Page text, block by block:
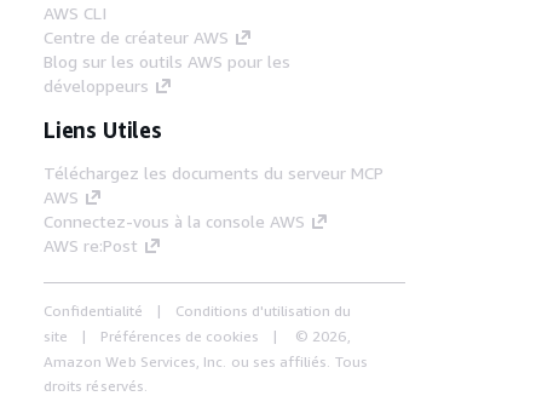
AWS CLI
Centre de créateur AWS
Blog sur les outils AWS pour les
développeurs
Liens Utiles
Téléchargez les documents du serveur MCP
AWS
Connectez-vous à la console AWS
AWS re:Post
Confidentialité
Conditions d'utilisation du
site
Préférences de cookies
© 2026,
Amazon Web Services, Inc. ou ses affiliés. Tous
droits réservés.